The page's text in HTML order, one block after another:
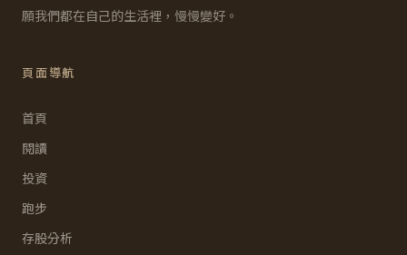
願我們都在自己的生活裡，慢慢變好。
頁面導航
首頁
閱讀
投資
跑步
存股分析